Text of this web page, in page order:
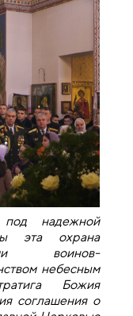
под надежной
эта охрана
воинов-
небесным
Божия
соглашения о